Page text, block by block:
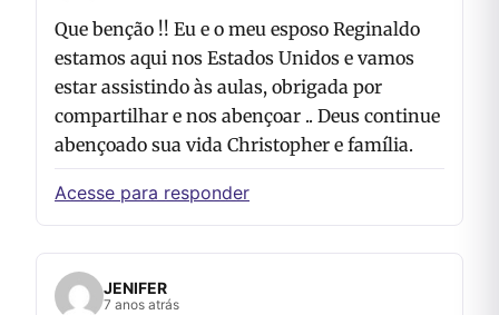
Que benção !! Eu e o meu esposo Reginaldo
estamos aqui nos Estados Unidos e vamos
estar assistindo às aulas, obrigada por
compartilhar e nos abençoar .. Deus continue
abençoado sua vida Christopher e família.
Acesse para responder
JENIFER
7 anos atrás